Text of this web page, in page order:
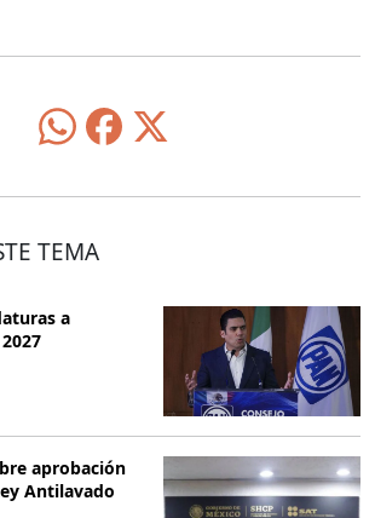
TEMA
a
aprobación
Antilavado